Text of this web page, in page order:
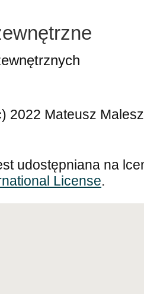
2022 Mateusz
udostępniana na
License.